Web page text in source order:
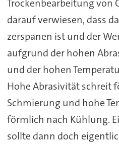
Trockenbearbeitung von
darauf verwiesen, dass
zerspanen ist und der
aufgrund der hohen
und der hohen
Hohe Abrasivität schreit
Schmierung und hohe
förmlich nach Kühlung.
sollte dann doch